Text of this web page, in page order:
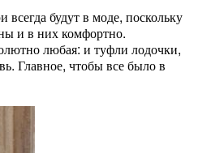
будут в моде, поскольку
и в них комфортно.
любая: и туфли лодочки,
Главное, чтобы все было в